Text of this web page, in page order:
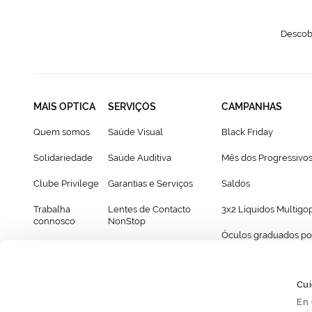
En
MAIS OPTICA
Quem somos
Solidariedade
Clube Privilege
Trabalha
connosco
SERVIÇOS
Saúde Visual
Saúde Auditiva
Garantias e Serviços
Lentes de Contacto
NonStop
CAMPANHAS
Black Friday
Mês dos Progressivos
Saldos
3x2 Líquidos
Óculos graduados